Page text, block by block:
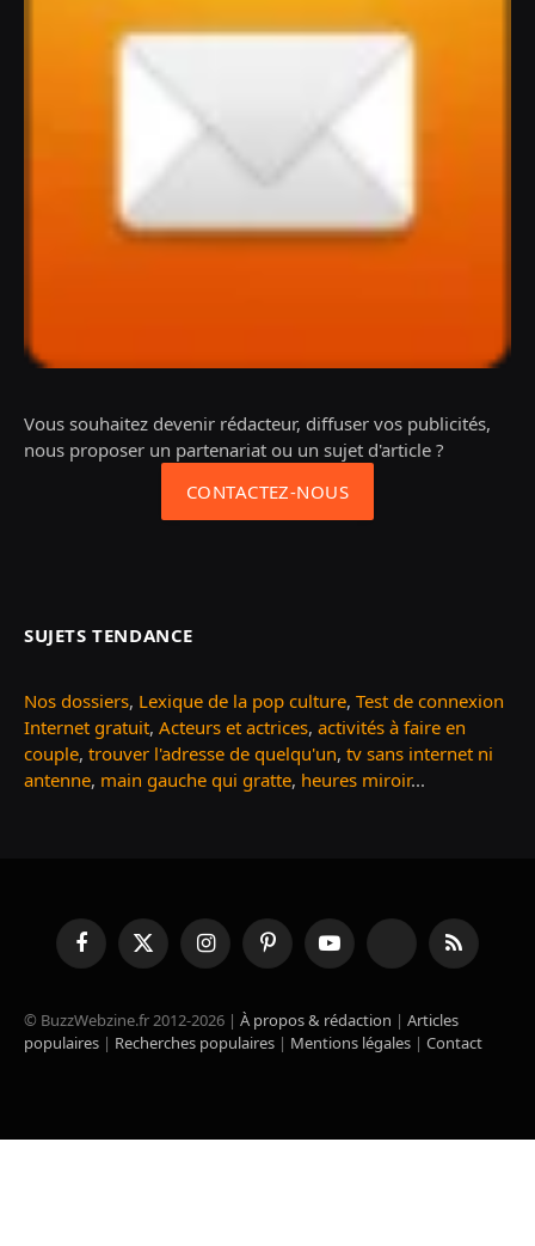
Vous souhaitez devenir rédacteur, diffuser vos publicités,
nous proposer un partenariat ou un sujet d'article ?
CONTACTEZ-NOUS
SUJETS TENDANCE
Nos dossiers, Lexique de la pop culture, Test de connexion
Internet gratuit, Acteurs et actrices, activités à faire en
couple, trouver l'adresse de quelqu'un, tv sans internet ni
antenne, main gauche qui gratte, heures miroir...
FacebookX
(Twitter)
InstagramPinterestYouTube TikTok RSS
© BuzzWebzine.fr 2012-2026 | À propos & rédaction | Articles
populaires | Recherches populaires | Mentions légales | Contact